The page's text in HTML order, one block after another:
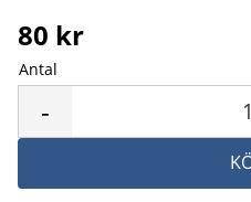
80 kr
Antal
-